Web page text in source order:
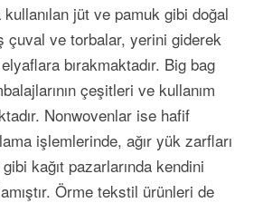
jüt ve pamuk gibi doğal
çuval ve torbalar, yerini giderek
bırakmaktadır. Big bag
çeşitleri ve kullanım
Nonwovenlar ise hafif
işlemlerinde, ağır yük zarfları
kağıt pazarlarında kendini
Örme tekstil ürünleri de